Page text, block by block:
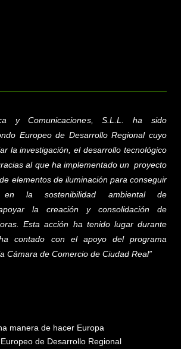
y Comunicaciones, S.L.L.
ha sido
Europeo de Desarrollo Regional cuyo
la investigación, el desarrollo tecnológico
al que ha implementado un proyecto
elementos de iluminación para conseguir
la sostenibilidad ambiental de
la creación y consolidación de
Esta acción ha tenido lugar durante
contado con el apoyo del programa
Cámara de Comercio de Ciudad Real”
manera de hacer Europa
de Desarrollo Regional